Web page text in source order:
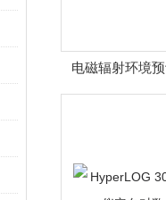
电磁辐射环境